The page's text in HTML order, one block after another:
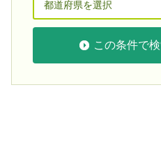
この条件で